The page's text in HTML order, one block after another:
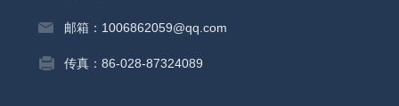
邮箱：1006862059@qq.com
传真：86-028-87324089